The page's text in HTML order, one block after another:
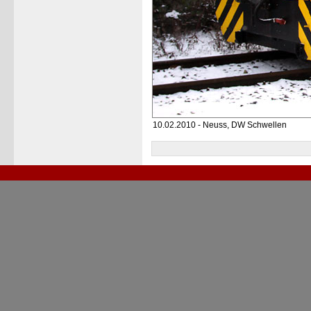
10.02.2010 - Neuss, DW Schwellen